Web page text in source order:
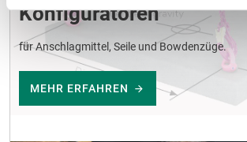
Konfiguratoren
für Anschlagmittel, Seile und Bowdenzüge.
MEHR ERFAHREN